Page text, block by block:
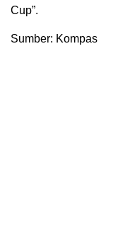
Cup”.
Sumber: Kompas